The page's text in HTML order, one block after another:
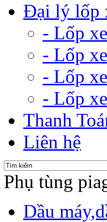
Đại lý lốp
- Lốp
- Lốp
- Lốp
- Lốp
Thanh
Liên hệ
Phụ tùng
Dầu